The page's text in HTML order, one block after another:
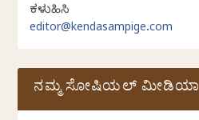
ಕಳುಹಿಸಿ
editor@kendasampige.com
ನಮ್ಮ ಸೋಷಿಯಲ್‌ ಮೀಡಿಯಾ